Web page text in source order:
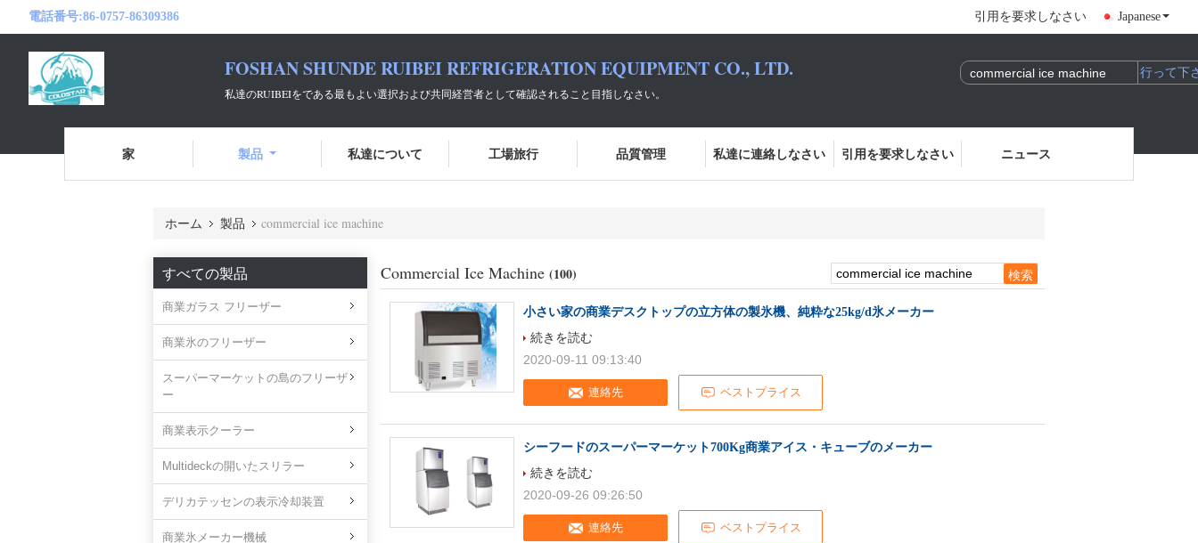
電話番号:86-0757-86309386 引用を要求しなさい Japanese
FOSHAN SHUNDE RUIBEI REFRIGERATION EQUIPMENT CO., LTD.
私達のRUIBEIをである最もよい選択および共同経営者として確認されること目指しなさい。
家 製品 私達について 工場旅行 品質管理 私達に連絡しなさい 引用を要求しなさい ニュース
ホーム 製品 commercial ice machine
すべての製品
商業ガラス フリーザー
商業氷のフリーザー
スーパーマーケットの島のフリーザ
ー
商業表示クーラー
Multideckの開いたスリラー
デリカテッセンの表示冷却装置
商業氷メーカー機械
Commercial Ice Machine (100)
小さい家の商業デスクトップの立方体の製氷機、純粋な25kg/d氷メーカー
連絡先 ベストプライス
続きを読む
2020-09-11 09:13:40
シーフードのスーパーマーケット700Kg商業アイス・キューブのメーカー
連絡先 ベストプライス
続きを読む
2020-09-26 09:26:50